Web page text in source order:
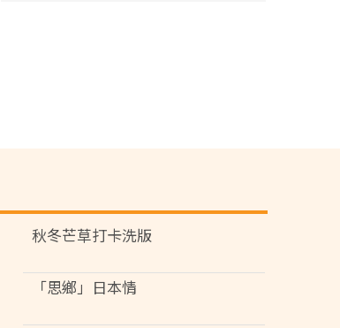
秋冬芒草打卡洗版
「思鄉」日本情